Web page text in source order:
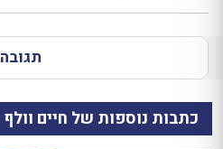
תגובה
כתבות נוספות של חיים וולף